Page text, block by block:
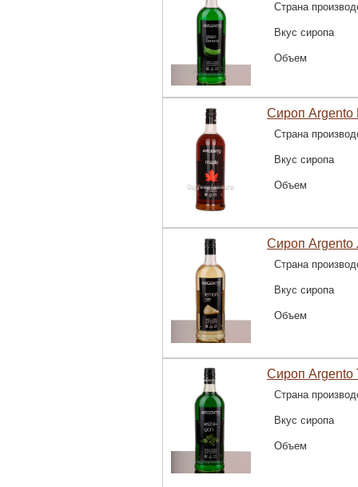
Страна
Вкус сиропа
Объем
Сироп Argento
Страна
Вкус сиропа
Объем
Сироп Argento
Страна
Вкус сиропа
Объем
Сироп Argento
Страна
Вкус сиропа
Объем